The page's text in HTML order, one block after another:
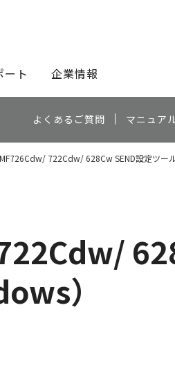
ート 企業情報
よくあるご質問 マニュア
MF726Cdw/ 722Cdw/ 628Cw SEND設定ツー
）